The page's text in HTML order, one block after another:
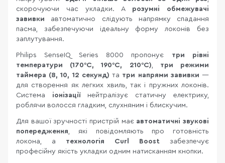
скорочуючи час укладки. А розумні обмежувачі
завивки автоматично слідують напрямку спадання
пасма, забезпечуючи ідеальну форму локонів без
заплутування.
Philips SenseIQ Series 8000 пропонує три рівні
температури (170°C, 190°C, 210°C), три режими
таймера (8, 10, 12 секунд) та три напрями завивки —
для створення як легких хвиль, так і пружних локонів.
Система іонізаціїнейтралізує статичну електрику,
роблячи волосся гладким, слухняним і блискучим.
Для вашої зручності пристрій має автоматичні звукові
попередження, які повідомляють про готовність
локона, а технологія Curl Boost забезпечує
професійну якість укладки одним натисканням кнопки.